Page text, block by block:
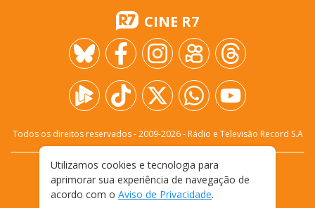
CINE R7
Todos os direitos reservados - 2009-2026- Rádio e Televisão Record S.A
FALE CONOSCO
PRIVACIDADE
TERMOS E CONDIÇÕES DE USO
Utilizamos cookies e tecnologia para
aprimorar sua experiência de navegação de
acordo com o Aviso de Privacidade.